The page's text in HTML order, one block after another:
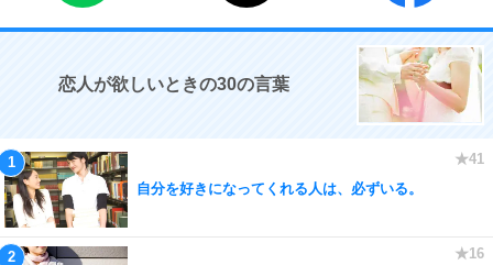
恋人が欲しいときの30の言葉
自分を好きになってくれる人は、必ずいる。